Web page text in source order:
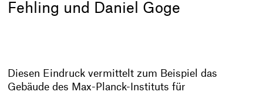
Fehling und Daniel Goge
Diesen Eindruck vermittelt zum Beispiel das
Gebäude des Max-Planck-Instituts für